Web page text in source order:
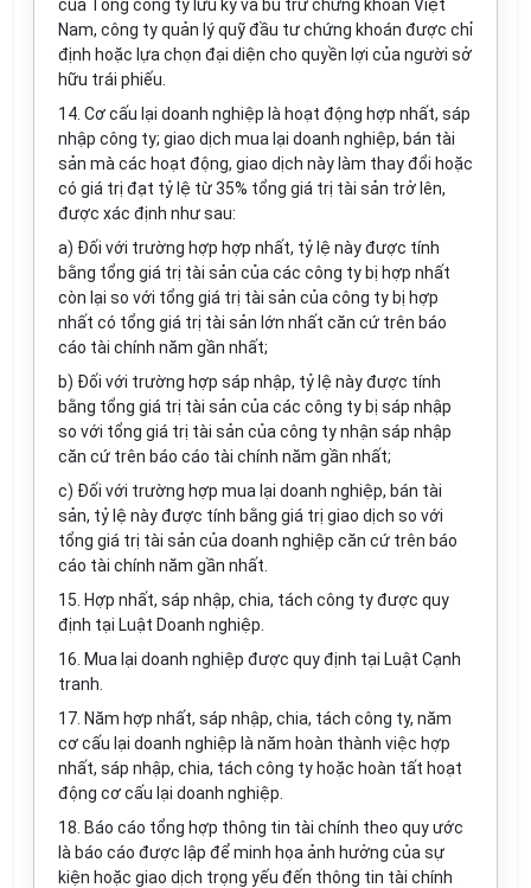
của Tổng công ty lưu ký và bù trừ chứng khoán Việt
Nam, công ty quản lý quỹ đầu tư chứng khoán được chỉ
định hoặc lựa chọn đại diện cho quyền lợi của người sở
hữu trái phiếu.
14. Cơ cấu lại doanh nghiệp là hoạt động hợp nhất, sáp
nhập công ty; giao dịch mua lại doanh nghiệp, bán tài
sản mà các hoạt động, giao dịch này làm thay đổi hoặc
có giá trị đạt tỷ lệ từ 35% tổng giá trị tài sản trở lên,
được xác định như sau:
a) Đối với trường hợp hợp nhất, tỷ lệ này được tính
bằng tổng giá trị tài sản của các công ty bị hợp nhất
còn lại so với tổng giá trị tài sản của công ty bị hợp
nhất có tổng giá trị tài sản lớn nhất căn cứ trên báo
cáo tài chính năm gần nhất;
b) Đối với trường hợp sáp nhập, tỷ lệ này được tính
bằng tổng giá trị tài sản của các công ty bị sáp nhập
so với tổng giá trị tài sản của công ty nhận sáp nhập
căn cứ trên báo cáo tài chính năm gần nhất;
c) Đối với trường hợp mua lại doanh nghiệp, bán tài
sản, tỷ lệ này được tính bằng giá trị giao dịch so với
tổng giá trị tài sản của doanh nghiệp căn cứ trên báo
cáo tài chính năm gần nhất.
15. Hợp nhất, sáp nhập, chia, tách công ty được quy
định tại Luật Doanh nghiệp.
16. Mua lại doanh nghiệp được quy định tại Luật Cạnh
tranh.
17. Năm hợp nhất, sáp nhập, chia, tách công ty, năm
cơ cấu lại doanh nghiệp là năm hoàn thành việc hợp
nhất, sáp nhập, chia, tách công ty hoặc hoàn tất hoạt
động cơ cấu lại doanh nghiệp.
18. Báo cáo tổng hợp thông tin tài chính theo quy ước
là báo cáo được lập để minh họa ảnh hưởng của sự
kiện hoặc giao dịch trọng yếu đến thông tin tài chính